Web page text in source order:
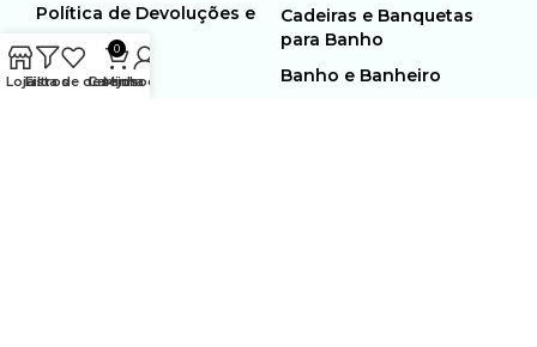
Política de Devoluções e
Cadeiras e Banquetas
para Banho
Banho e Banheiro
LojaFiltros
Lista de desejos
0
Carrinho
Minha conta